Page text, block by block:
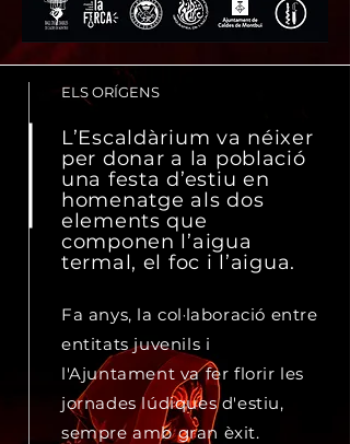
ELS ORÍGENS
L’Escaldàrium va néixer
per donar a la població
una festa d’estiu en
homenatge als dos
elements que
componen l’aigua
termal, el foc i l’aigua.
Fa anys, la col·laboració entre
entitats juvenils i
l'Ajuntament va fer florir les
jornades lúdiques d'estiu,
sempre amb gran èxit.